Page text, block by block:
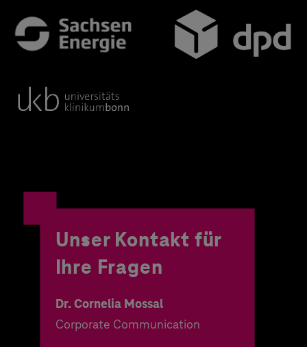
Unser Kontakt für
Ihre Fragen
Dr. Cornelia Mossal
Corporate Communication